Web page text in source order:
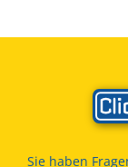
Sie haben